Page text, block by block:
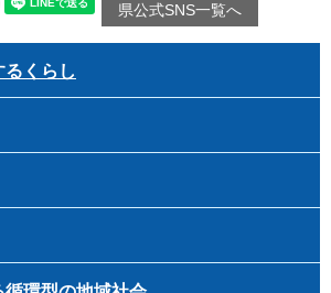
県公式SNS一覧へ
るくらし